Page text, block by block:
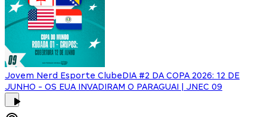
Jovem Nerd Esporte ClubeDIA #2 DA COPA 2026: 12 DE
JUNHO - OS EUA INVADIRAM O PARAGUAI | JNEC 09